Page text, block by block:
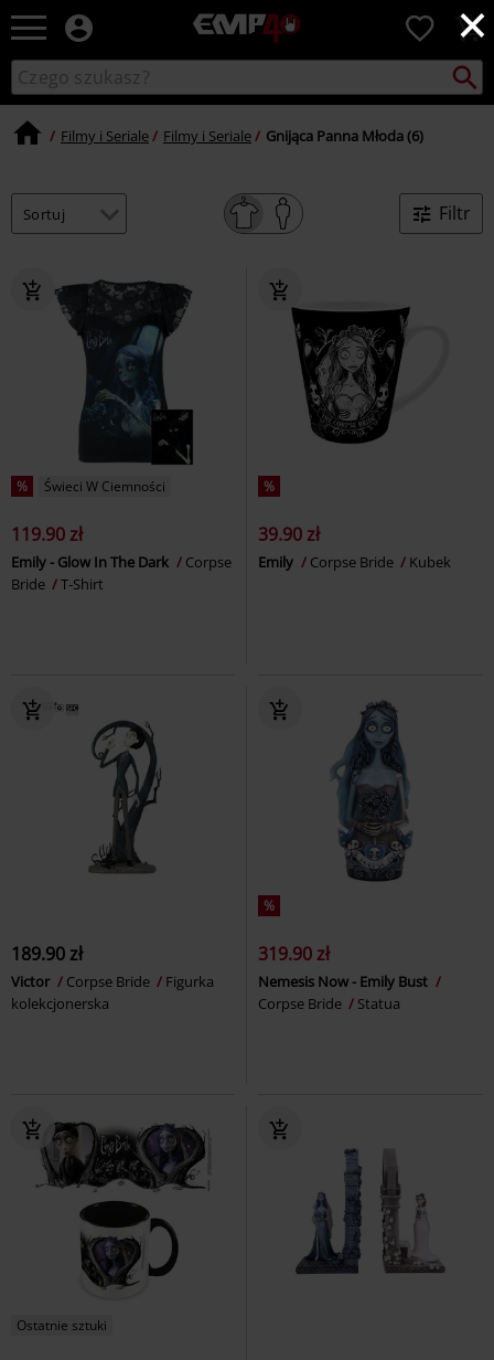
×
EMP
Merch
Fanów:
Muzyki,
i
Gier
Alternatywna.
0
Wyszukaj
katalog
Szukaj
Filmy i Seriale Filmy i Seriale Gnijąca Panna Młoda (6)
Filtr
% Świeci W Ciemności
119.90 zł
Emily - Glow In The Dark
Corpse
Bride
T-Shirt
%
39.90 zł
Emily Corpse Bride Kubek
189.90 zł
Victor Corpse Bride
Figurka
kolekcjonerska
%
319.90 zł
Nemesis Now - Emily Bust
Corpse Bride
Statua
Ostatnie sztuki